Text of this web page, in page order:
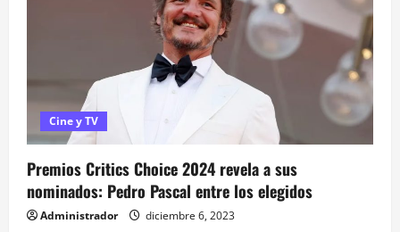
Cine y TV
Premios Critics Choice 2024 revela a sus
nominados: Pedro Pascal entre los elegidos
Administrador diciembre 6, 2023